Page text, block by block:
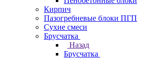
Кирпич
Пазогребневые блоки ПГП
Сухие смеси
Брусчатка
Назад
Брусчатка